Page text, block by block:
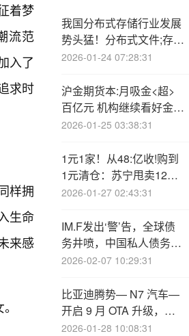
着梦
流范
入了
求时
样拥
生命
来感
我国分布式存储行业发展
势头猛！分布式文件;存—
储主导优势持续扩大
2026-01-24 07:28:31
沪金期货本:月吸金<超>
百亿元 机构继续看好金价
后市表现
2026-01-25 03:38:31
1元1家！从48:亿收!购到
1元清仓：苏宁甩卖12家
家乐福子公司！
2026-01-27 02:43:31
IM.F发出‘警’告，全球债
务井喷，中国私人债务拉
响警报
2026-02-07 10:29:31
比亚迪腾势— N7 汽车—
开启 9 月 OTA 升级，新
增智能语音全新实况窗交
2026-01-28 10:08:31